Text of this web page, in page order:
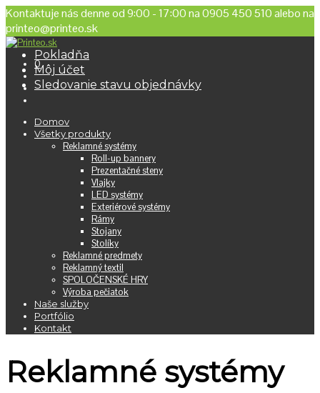
Kontaktuje nás denne od 9:00 - 17:00 na 0905 450 510 alebo na
printeo@printeo.sk
Pokladňa
Môj účet
Sledovanie stavu objednávky
0
Domov
Všetky produkty
Reklamné systémy
Roll-up bannery
Prezentačné steny
Vlajky
LED systémy
Exteriérové systémy
Rámy
Stojany
Stolíky
Reklamné predmety
Reklamný textil
SPOLOČENSKÉ HRY
Výroba pečiatok
Naše služby
Portfólio
Kontakt
Reklamné systémy